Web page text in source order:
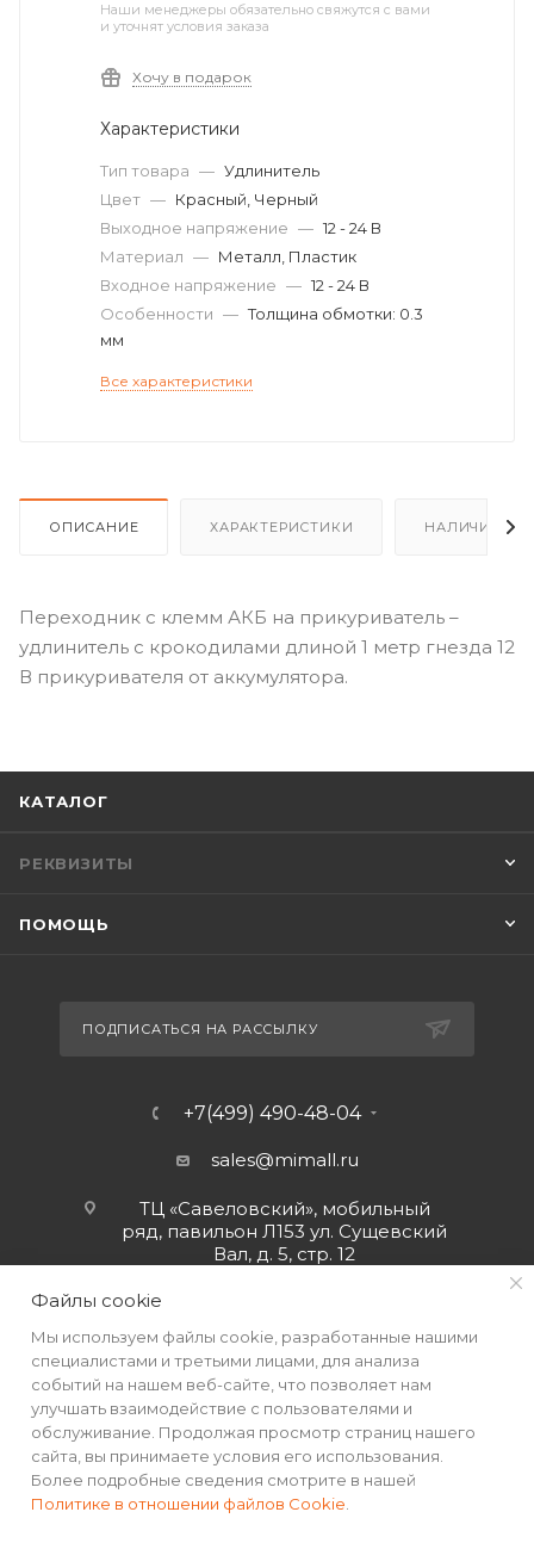
Наши менеджеры обязательно свяжутся с вами
и уточнят условия заказа
Хочу в подарок
Характеристики
Тип товара — Удлинитель
Цвет — Красный, Черный
Выходное напряжение — 12 - 24 В
Материал — Металл, Пластик
Входное напряжение — 12 - 24 В
Особенности — Толщина обмотки: 0.3
мм
Все характеристики
ОПИСАНИЕ ХАРАКТЕРИСТИКИ НАЛИЧИЕ
Переходник с клемм АКБ на прикуриватель –
удлинитель с крокодилами длиной 1 метр гнезда 12
В прикуривателя от аккумулятора.
КАТАЛОГ
РЕКВИЗИТЫ
ПОМОЩЬ
ПОДПИСАТЬСЯ НА РАССЫЛКУ
+7(499) 490-48-04
sales@mimall.ru
ТЦ «Савеловский», мобильный
ряд, павильон Л153 ул. Сущевский
Вал, д. 5, стр. 12
2026 © Интернет-магазин MiMall® • Не является публичной
Файлы cookie
Мы используем файлы cookie, разработанные нашими
специалистами и третьими лицами, для анализа
событий на нашем веб-сайте, что позволяет нам
улучшать взаимодействие с пользователями и
обслуживание. Продолжая просмотр страниц нашего
сайта, вы принимаете условия его использования.
Более подробные сведения смотрите в нашей
Политике в отношении файлов Cookie